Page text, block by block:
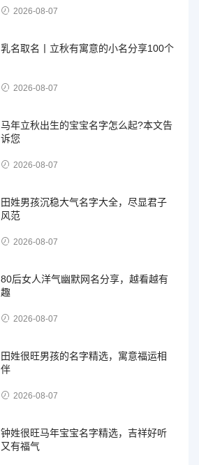
2026-08-07
乳名取名丨立秋有寓意的小名分享100个
2026-08-07
马年立秋出生的宝宝名字怎么起?本文告
诉您
2026-08-07
田姓男孩沉稳大气名字大全，尽显君子
风范
2026-08-07
80后女人洋气幽默网名分享，越看越有
趣
2026-08-07
田姓很旺男孩的名字精选，寓意福运相
伴
2026-08-07
钟姓很旺马年宝宝名字精选，吉祥好听
又有福气